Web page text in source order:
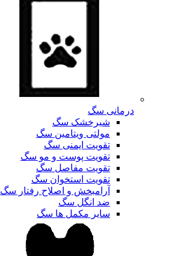
درمانی سگ
شیرخشک سگ
مولتی ویتامین سگ
تقویت ایمنی سگ
تقویت پوست و مو سگ
تقویت مفاصل سگ
تقویت استخوان سگ
آرامبخش و اصلاح رفتار سگ
ضد انگل سگ
سایر مکمل ها سگ